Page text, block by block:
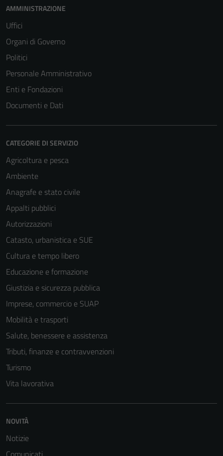
AMMINISTRAZIONE
Uffici
Organi di Governo
Politici
Personale Amministrativo
Enti e Fondazioni
Documenti e Dati
CATEGORIE DI SERVIZIO
Agricoltura e pesca
Ambiente
Anagrafe e stato civile
Appalti pubblici
Autorizzazioni
Catasto, urbanistica e SUE
Cultura e tempo libero
Educazione e formazione
Giustizia e sicurezza pubblica
Imprese, commercio e SUAP
Mobilità e trasporti
Salute, benessere e assistenza
Tributi, finanze e contravvenzioni
Turismo
Vita lavorativa
NOVITÀ
Notizie